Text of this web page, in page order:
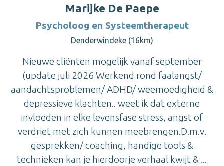
Marijke De Paepe
Psycholoog en Systeemtherapeut
Denderwindeke (16km)
Nieuwe cliënten mogelijk vanaf september
(update juli 2026 Werkend rond faalangst/
aandachtsproblemen/ ADHD/ weemoedigheid &
depressieve klachten.. weet ik dat externe
invloeden in elke levensfase stress, angst of
verdriet met zich kunnen meebrengen.D.m.v.
gesprekken/ coaching, handige tools &
technieken kan je hierdoorje verhaal kwijt & ...